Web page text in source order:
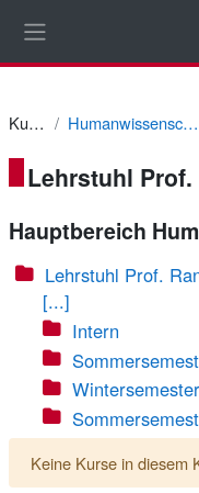
Kurse Humanwissenschaften
Lehrstuhl Prof.
Hauptbereich
Lehrstuhl Prof.
[...]
Intern
Keine Kurse in diesem